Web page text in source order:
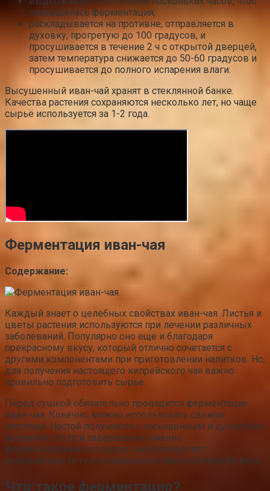
завершилась ферментация;
раскладывается на противне, отправляется в
духовку, прогретую до 100 градусов, и
просушивается в течение 2 ч с открытой дверцей,
затем температура снижается до 50-60 градусов и
просушивается до полного испарения влаги.
Высушенный иван-чай хранят в стеклянной банке.
Качества растения сохраняются несколько лет, но чаще
сырьё используется за 1-2 года.
Ферментация иван-чая
Содержание:
Каждый знает о целебных свойствах иван-чая. Листья и
цветы растения используются при лечении различных
заболеваний. Популярно оно еще и благодаря
прекрасному вкусу, который отлично сочетается с
другими компонентами при приготовлении напитков. Но,
для получения настоящего кипрейского чая важно
правильно подготовить сырье.
Перед сушкой обязательно проводится ферментация
иван-чая. Конечно, можно использовать свежие
листочки. Настой получается с насыщенным и душистым
ароматом. Но при заваривании именно
ферментированного сырья чай приобретает
невероятные нотки и совершенно фантастический вкус.
Что такое ферментация?